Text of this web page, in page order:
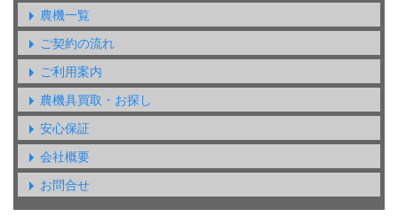
農機一覧
ご契約の流れ
ご利用案内
農機具買取・お探し
安心保証
会社概要
お問合せ